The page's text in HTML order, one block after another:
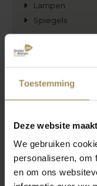
Toestemming
Deze website
We gebruiken
personaliseren, om
en om ons
Lampen
Spiegels
Duo
Paneelgordijnen
Rolgordijnen
Silhouettes
Vouwgordijnen